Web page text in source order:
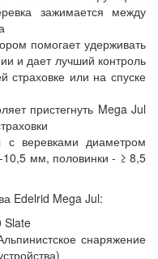
зажимается между
помогает удерживать
и дает лучший контроль
страховке или на спуске
пристегнуть Mega Jul
с веревками диаметром
мм, половинки - ≥ 8,5
Edelrid Mega Jul:
Slate
снаряжение